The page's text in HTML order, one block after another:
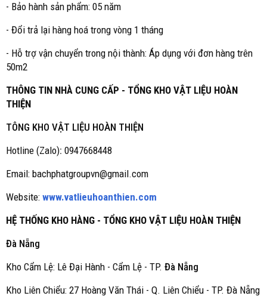
- Bảo hành sản phẩm: 05 năm
- Đổi trả lại hàng hoá trong vòng 1 tháng
- Hỗ trợ vận chuyển trong nội thành: Áp dụng với đơn hàng trên
50m2
THÔNG TIN NHÀ CUNG CẤP - TỔNG KHO VẬT LIỆU HOÀN
THIỆN
TÔNG KHO VẬT LIỆU HOÀN THIỆN
Hotline (Zalo): 0947668448
Email: bachphatgroupvn@gmail.com
Website: www.vatlieuhoanthien.com
HỆ THỐNG KHO HÀNG - TỔNG KHO VẬT LIỆU HOÀN THIỆN
Đà Nẵng
Kho Cẩm Lệ: Lê Đại Hành - Cẩm Lệ - TP. Đà Nẵng
Kho Liên Chiểu: 27 Hoàng Văn Thái - Q. Liên Chiểu - TP. Đà Nẵng